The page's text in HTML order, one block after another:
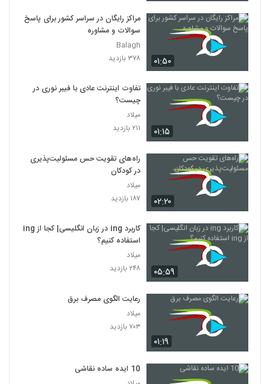
۰۱:۵۰
مراکز رایگان در سراسر کشور برای پاسخ
سوالات و مشاوره
Balagh
۳۷۸ بازدید
۰۱:۱۵
تفاوت اینترنت عادی با فیبر نوری در
چیست؟
میلاد
۲۱۱ بازدید
۰۲:۲۰
راه‌های تقویت حس مسئولیت‌پذیری
در کودکان
میلاد
۱۸۷ بازدید
۰۵:۵۹
کاربرد ing در زبان انگلیسی| کجا از ing
استفاده کنیم؟
میلاد
۲۴۸ بازدید
۰۱:۱۹
رعایت الگوی مصرف برق
میلاد
۷۰۳ بازدید
10 ایده ساده نقاشی